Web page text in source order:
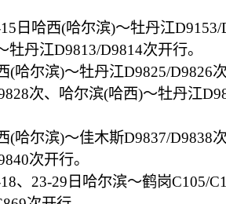
哈西(哈尔滨)～牡丹江D9153/
丹江D9813/D9814次开行。
尔滨)～牡丹江D9825/D9826
次、哈尔滨(哈西)～牡丹江
尔滨)～佳木斯D9837/D9838
次开行。
23-29日哈尔滨～鹤岗C105/